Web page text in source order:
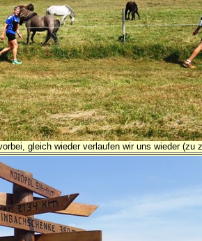
gleich wieder verlaufen wir uns wieder (zu